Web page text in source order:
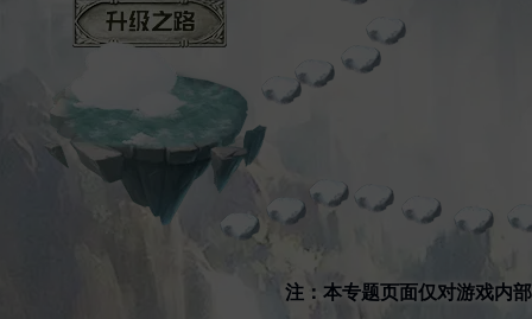
注：本专题页面仅对游戏内